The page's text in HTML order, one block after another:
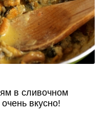
в сливочном
вкусно!